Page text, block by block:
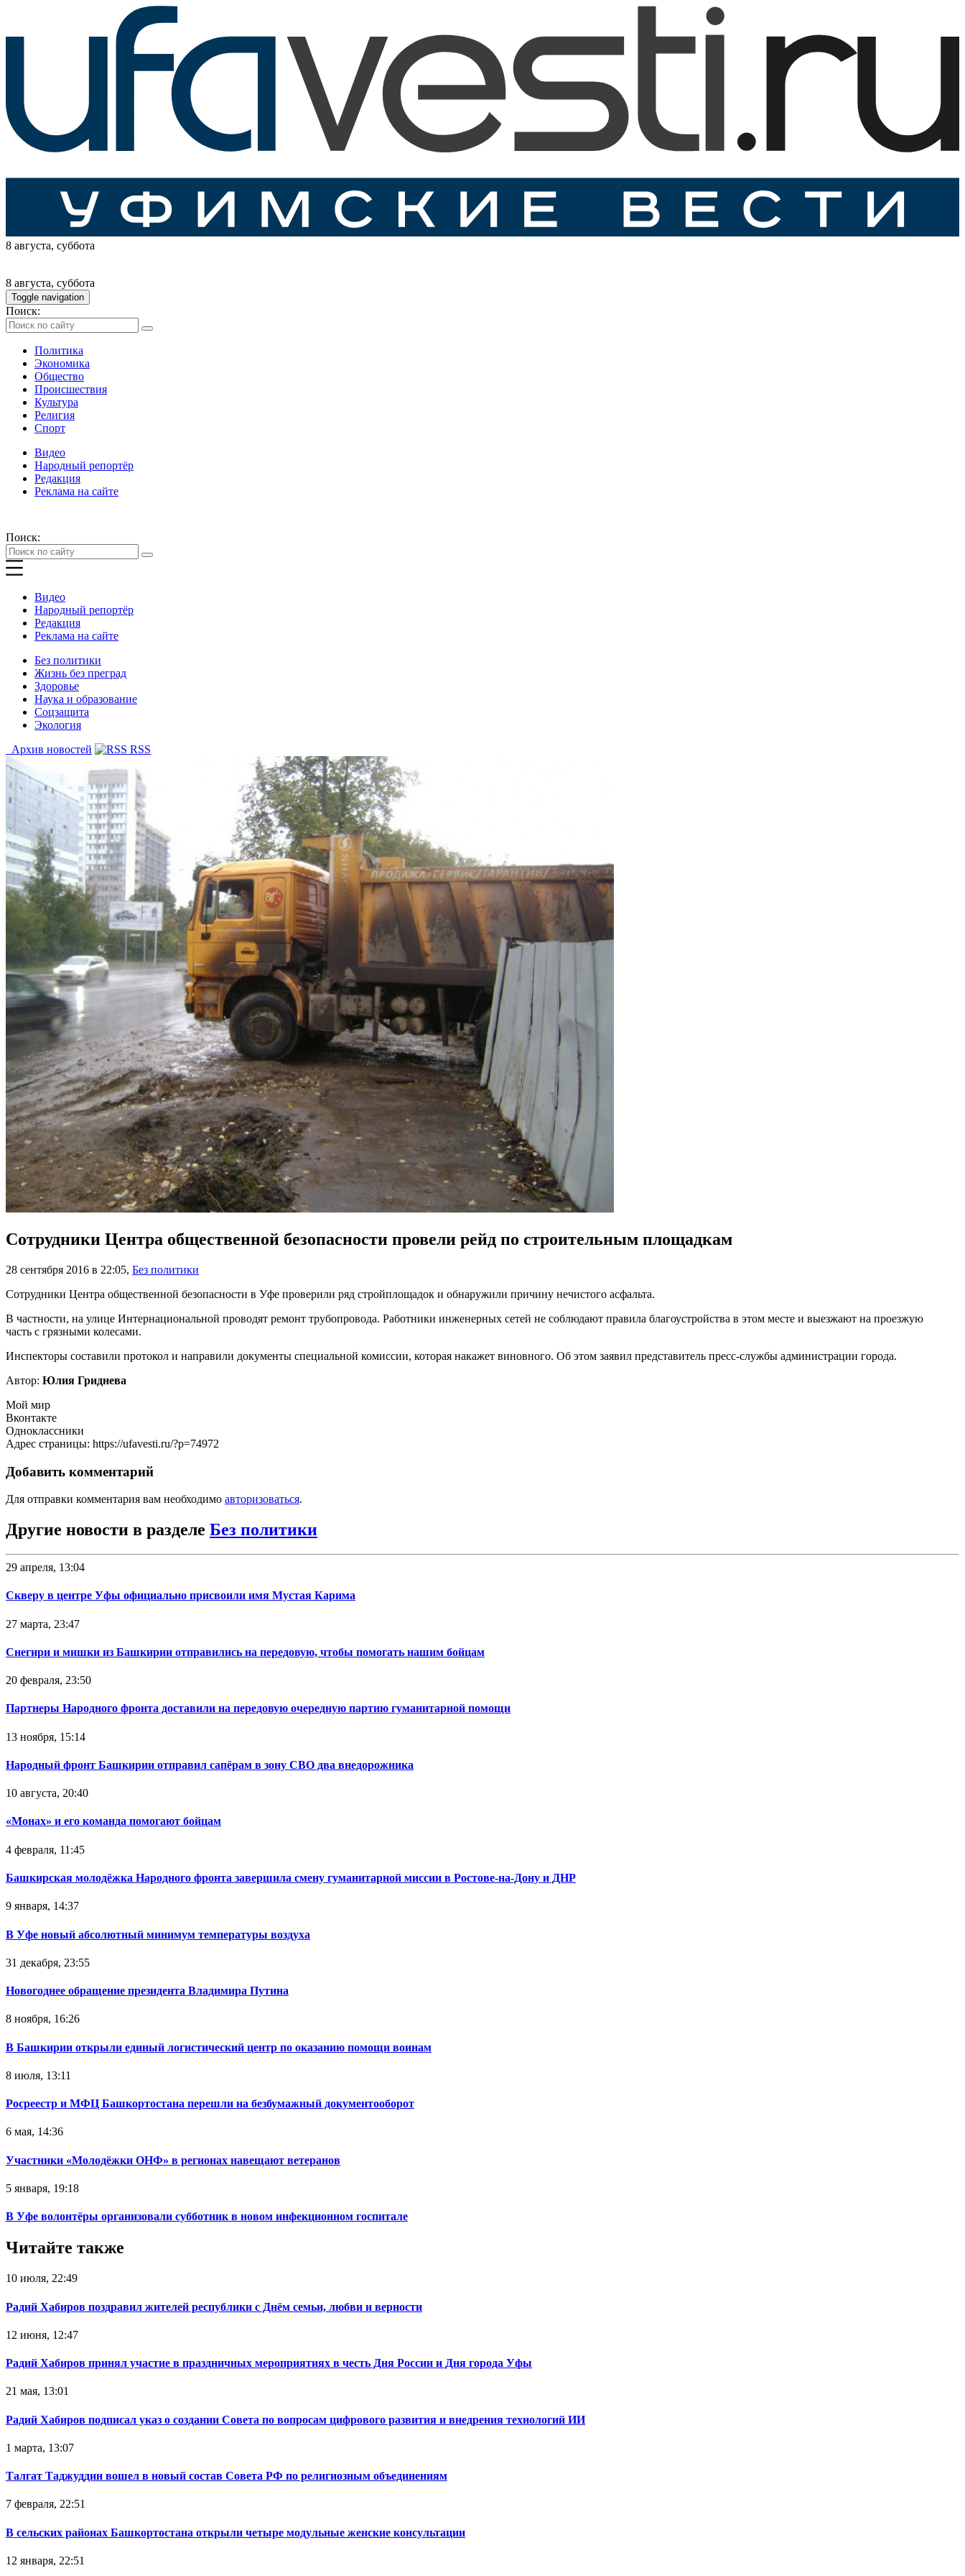
8 августа, суббота
8 августа, суббота
Toggle navigation
Поиск:
Политика
Экономика
Общество
Происшествия
Культура
Религия
Спорт
Видео
Народный репортёр
Редакция
Реклама на сайте
Поиск:
Видео
Народный репортёр
Редакция
Реклама на сайте
Без политики
Жизнь без преград
Здоровье
Наука и образование
Соцзащита
Экология
Архив новостей
RSS
Сотрудники Центра общественной безопасности провели рейд по строительным площадкам
28 сентября 2016 в 22:05, Без политики
Сотрудники Центра общественной безопасности в Уфе проверили ряд стройплощадок и обнаружили причину нечистого асфальта.
В частности, на улице Интернациональной проводят ремонт трубопровода. Работники инженерных сетей не соблюдают правила благоустройства в этом месте и выезжают на проезжую
часть с грязными колесами.
Инспекторы составили протокол и направили документы специальной комиссии, которая накажет виновного. Об этом заявил представитель пресс-службы администрации города.
Автор: Юлия Гриднева
Мой мир
Вконтакте
Одноклассники
Адрес страницы: https://ufavesti.ru/?p=74972
Добавить комментарий
Для отправки комментария вам необходимо авторизоваться.
Другие новости в разделе Без политики
29 апреля, 13:04
Скверу в центре Уфы официально присвоили имя Мустая Карима
27 марта, 23:47
Снегири и мишки из Башкирии отправились на передовую, чтобы помогать нашим бойцам
20 февраля, 23:50
Партнеры Народного фронта доставили на передовую очередную партию гуманитарной помощи
13 ноября, 15:14
Народный фронт Башкирии отправил сапёрам в зону СВО два внедорожника
10 августа, 20:40
«Монах» и его команда помогают бойцам
4 февраля, 11:45
Башкирская молодёжка Народного фронта завершила смену гуманитарной миссии в Ростове-на-Дону и ДНР
9 января, 14:37
В Уфе новый абсолютный минимум температуры воздуха
31 декабря, 23:55
Новогоднее обращение президента Владимира Путина
8 ноября, 16:26
В Башкирии открыли единый логистический центр по оказанию помощи воинам
8 июля, 13:11
Росреестр и МФЦ Башкортостана перешли на безбумажный документооборот
6 мая, 14:36
Участники «Молодёжки ОНФ» в регионах навещают ветеранов
5 января, 19:18
В Уфе волонтёры организовали субботник в новом инфекционном госпитале
Читайте также
10 июля, 22:49
Радий Хабиров поздравил жителей республики с Днём семьи, любви и верности
12 июня, 12:47
Радий Хабиров принял участие в праздничных мероприятиях в честь Дня России и Дня города Уфы
21 мая, 13:01
Радий Хабиров подписал указ о создании Совета по вопросам цифрового развития и внедрения технологий ИИ
1 марта, 13:07
Талгат Таджуддин вошел в новый состав Совета РФ по религиозным объединениям
7 февраля, 22:51
В сельских районах Башкортостана открыли четыре модульные женские консультации
12 января, 22:51